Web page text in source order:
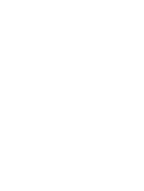
Fare l’amore